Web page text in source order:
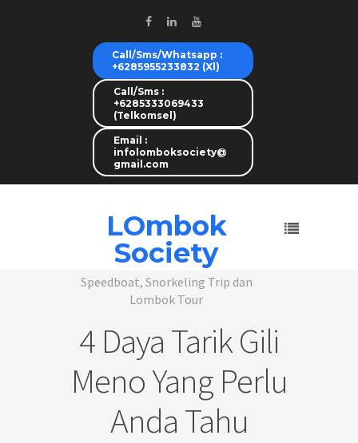
Call/Sms/Whatsapp :
+6285955233832 (Xl)
Call/Sms :
+6285333069433
(Telkomsel)
Email :
infolomboksociety@
gmail.com
LOmbok
Society
Speedboat, Snorkeling Trip dan
Lombok Tour
4 Daya Tarik Gili
Meno Yang Perlu
Anda Tahu